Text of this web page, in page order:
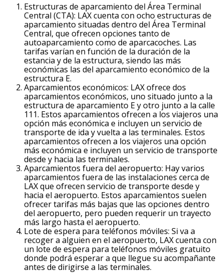
Estructuras de aparcamiento del Área Terminal
Central (CTA): LAX cuenta con ocho estructuras de
aparcamiento situadas dentro del Área Terminal
Central, que ofrecen opciones tanto de
autoaparcamiento como de aparcacoches. Las
tarifas varían en función de la duración de la
estancia y de la estructura, siendo las más
económicas las del aparcamiento económico de la
estructura E.
Aparcamientos económicos: LAX ofrece dos
aparcamientos económicos, uno situado junto a la
estructura de aparcamiento E y otro junto a la calle
111. Estos aparcamientos ofrecen a los viajeros una
opción más económica e incluyen un servicio de
transporte de ida y vuelta a las terminales. Estos
aparcamientos ofrecen a los viajeros una opción
más económica e incluyen un servicio de transporte
desde y hacia las terminales.
Aparcamientos fuera del aeropuerto: Hay varios
aparcamientos fuera de las instalaciones cerca de
LAX que ofrecen servicio de transporte desde y
hacia el aeropuerto. Estos aparcamientos suelen
ofrecer tarifas más bajas que las opciones dentro
del aeropuerto, pero pueden requerir un trayecto
más largo hasta el aeropuerto.
Lote de espera para teléfonos móviles: Si va a
recoger a alguien en el aeropuerto, LAX cuenta con
un lote de espera para teléfonos móviles gratuito
donde podrá esperar a que llegue su acompañante
antes de dirigirse a las terminales.